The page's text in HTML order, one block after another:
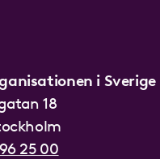
i Sverige
18
25 00